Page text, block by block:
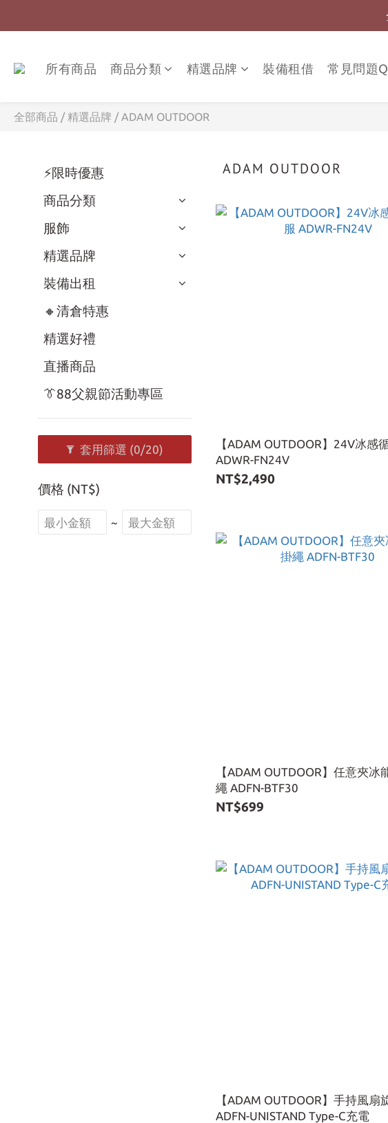
所有商品 商品分類 精選品牌 裝備租借 常見問題
全部商品 / 精選品牌 / ADAM OUTDOOR
⚡限時優惠
商品分類
服飾
精選品牌
裝備出租
🔸清倉特惠
精選好禮
直播商品
👔88父親節活動專區
套用篩選 (0/20)
價格 (NT$)
~
ADAM OUTDOOR
【ADAM OUTDOOR】24V冰感
ADWR-FN24V
NT$2,490
【ADAM OUTDOOR】任意夾冰
繩 ADFN-BTF30
NT$699
【ADAM OUTDOOR】手持風扇
ADFN-UNISTAND Type-C充電